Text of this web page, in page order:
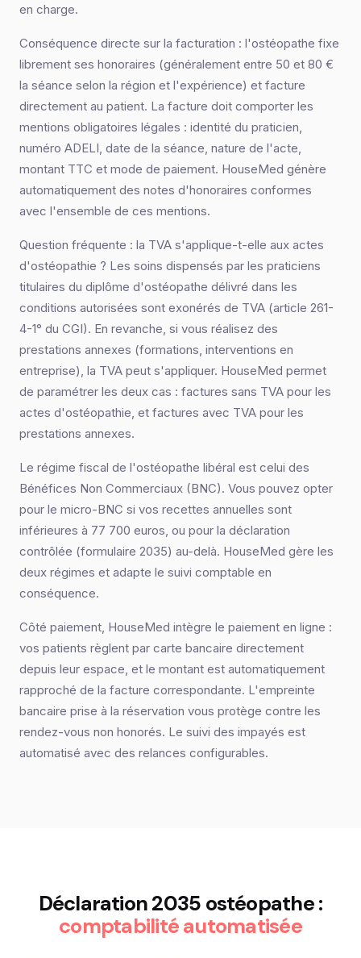
en charge.
Conséquence directe sur la facturation : l'ostéopathe fixe
librement ses honoraires (généralement entre 50 et 80 €
la séance selon la région et l'expérience) et facture
directement au patient. La facture doit comporter les
mentions obligatoires légales : identité du praticien,
numéro ADELI, date de la séance, nature de l'acte,
montant TTC et mode de paiement. HouseMed génère
automatiquement des notes d'honoraires conformes
avec l'ensemble de ces mentions.
Question fréquente : la TVA s'applique-t-elle aux actes
d'ostéopathie ? Les soins dispensés par les praticiens
titulaires du diplôme d'ostéopathe délivré dans les
conditions autorisées sont exonérés de TVA (article 261-
4-1° du CGI). En revanche, si vous réalisez des
prestations annexes (formations, interventions en
entreprise), la TVA peut s'appliquer. HouseMed permet
de paramétrer les deux cas : factures sans TVA pour les
actes d'ostéopathie, et factures avec TVA pour les
prestations annexes.
Le régime fiscal de l'ostéopathe libéral est celui des
Bénéfices Non Commerciaux (BNC). Vous pouvez opter
pour le micro-BNC si vos recettes annuelles sont
inférieures à 77 700 euros, ou pour la déclaration
contrôlée (formulaire 2035) au-delà. HouseMed gère les
deux régimes et adapte le suivi comptable en
conséquence.
Côté paiement, HouseMed intègre le paiement en ligne :
vos patients règlent par carte bancaire directement
depuis leur espace, et le montant est automatiquement
rapproché de la facture correspondante. L'empreinte
bancaire prise à la réservation vous protège contre les
rendez-vous non honorés. Le suivi des impayés est
automatisé avec des relances configurables.
Déclaration 2035 ostéopathe :
comptabilité automatisée